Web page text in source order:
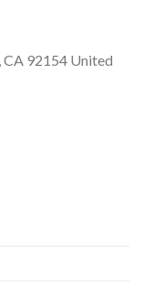
CA 92154 United